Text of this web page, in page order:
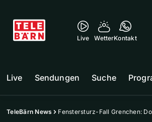
Live WetterKontakt
Live Sendungen Suche
TeleBärn News Fenstersturz-Fall Grenchen: